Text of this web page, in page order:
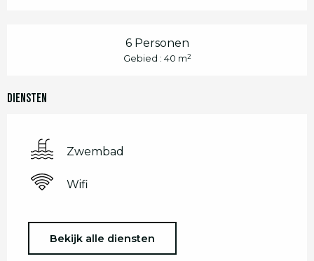
6 Personen
Gebied : 40 m2
Diensten
Zwembad
Wifi
Bekijk alle diensten